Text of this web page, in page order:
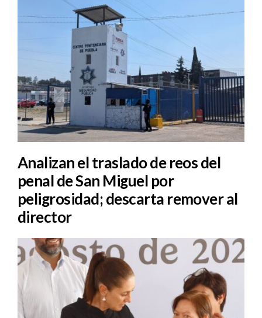
Analizan el traslado de reos del
penal de San Miguel por
peligrosidad; descarta remover al
director